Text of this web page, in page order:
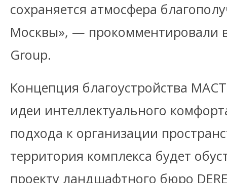
сохраняется атмосфера
Москвы», — прокомментировали
Group.
Концепция благоустройства
идеи интеллектуального
подхода к организации
территория комплекса будет
проекту ландшафтного бюро